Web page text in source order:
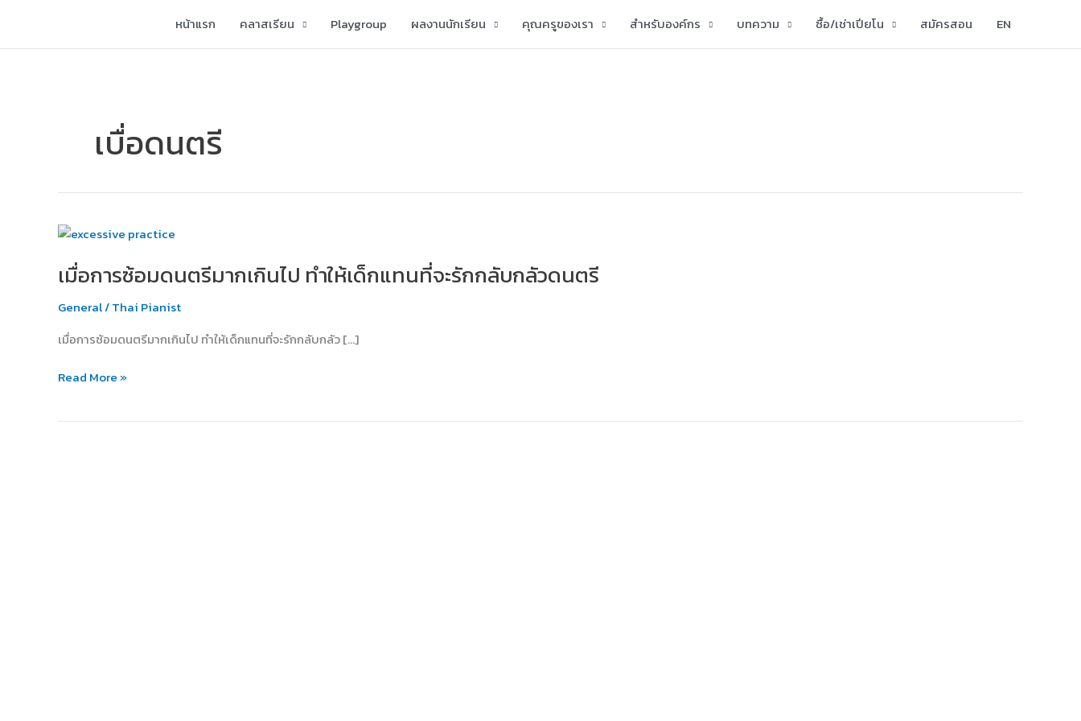
content
หน้าแรก คลาสเรียน Playgroup ผลงานนักเรียน คุณครูของเรา สำหรับองค์กร บทความ ซื้อ/เช่าเปียโน สมัครสอน EN
เบื่อดนตรี
เมื่อการซ้อมดนตรีมากเกินไป ทำให้เด็กแทนที่จะรักกลับกลัวดนตรี
General/Thai Pianist
เมื่อการซ้อมดนตรีมากเกินไป ทำให้เด็กแทนที่จะรักกลับกลัว […]
เมื่อ
ซ้อม
มาก
เกิน
ไป
เด็ก
จะ
Read More »